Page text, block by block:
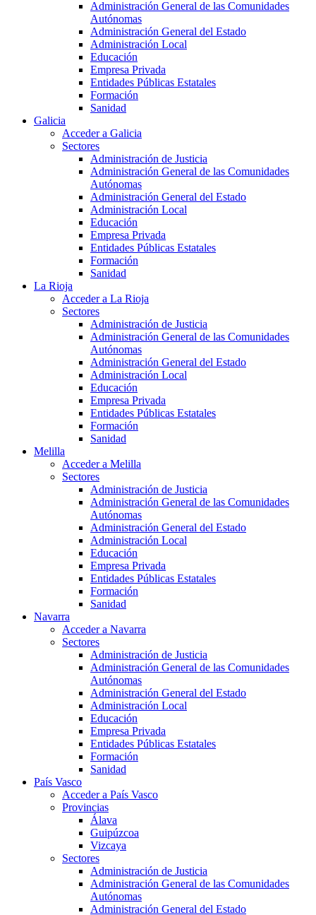
Administración General de las Comunidades
Autónomas
Administración General del Estado
Administración Local
Educación
Empresa Privada
Entidades Públicas Estatales
Formación
Sanidad
Galicia
Acceder a Galicia
Sectores
Administración de Justicia
Administración General de las Comunidades
Autónomas
Administración General del Estado
Administración Local
Educación
Empresa Privada
Entidades Públicas Estatales
Formación
Sanidad
La Rioja
Acceder a La Rioja
Sectores
Administración de Justicia
Administración General de las Comunidades
Autónomas
Administración General del Estado
Administración Local
Educación
Empresa Privada
Entidades Públicas Estatales
Formación
Sanidad
Melilla
Acceder a Melilla
Sectores
Administración de Justicia
Administración General de las Comunidades
Autónomas
Administración General del Estado
Administración Local
Educación
Empresa Privada
Entidades Públicas Estatales
Formación
Sanidad
Navarra
Acceder a Navarra
Sectores
Administración de Justicia
Administración General de las Comunidades
Autónomas
Administración General del Estado
Administración Local
Educación
Empresa Privada
Entidades Públicas Estatales
Formación
Sanidad
País Vasco
Acceder a País Vasco
Provincias
Álava
Guipúzcoa
Vizcaya
Sectores
Administración de Justicia
Administración General de las Comunidades
Autónomas
Administración General del Estado